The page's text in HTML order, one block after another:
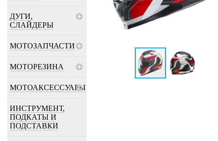
ДУГИ,
СЛАЙДЕРЫ
МОТОЗАПЧАСТИ
МОТОРЕЗИНА
МОТОАКСЕССУАРЫ
ИНСТРУМЕНТ,
ПОДКАТЫ И
ПОДСТАВКИ